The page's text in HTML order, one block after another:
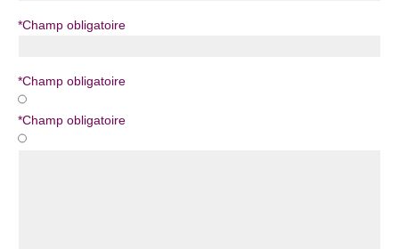
*Champ obligatoire
*Champ obligatoire
*Champ obligatoire